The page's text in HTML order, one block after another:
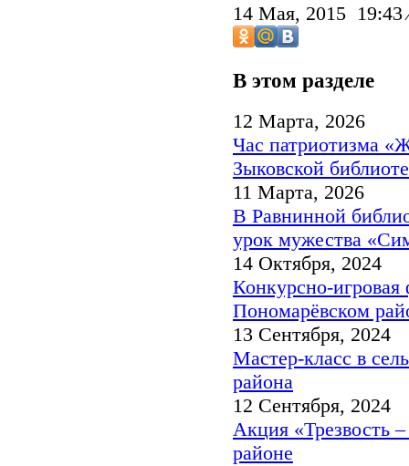
14 Мая, 2015 19:43
В этом разделе
12 Марта, 2026
Час патриотизма
Зыковской
11 Марта, 2026
В Равнинной
урок мужества
14 Октября, 2024
Конкурсно-
Пономарёвском
13 Сентября, 2024
Мастер-класс в
района
12 Сентября, 2024
Акция «Трезвость
районе